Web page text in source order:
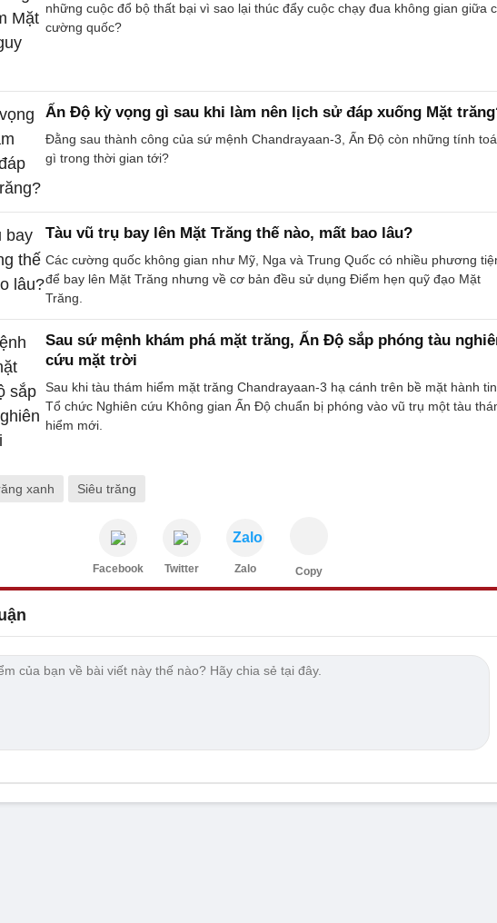
những cuộc đổ bộ thất bại vì sao lại thúc đẩy cuộc chạy đua không gian giữa
cường quốc?
Ấn Độ kỳ vọng gì sau khi làm nên lịch sử đáp xuống Mặt
Đằng sau thành công của sứ mệnh Chandrayaan-3, Ấn Độ còn những tính
gì trong thời gian tới?
Tàu vũ trụ bay lên Mặt Trăng thế nào, mất bao lâu?
Các cường quốc không gian như Mỹ, Nga và Trung Quốc có nhiều phương
để bay lên Mặt Trăng nhưng về cơ bản đều sử dụng Điểm hẹn quỹ đạo Mặt
Trăng.
Sau sứ mệnh khám phá mặt trăng, Ấn Độ sắp phóng tàu
cứu mặt trời
Sau khi tàu thám hiểm mặt trăng Chandrayaan-3 hạ cánh trên bề mặt hành
Tổ chức Nghiên cứu Không gian Ấn Độ chuẩn bị phóng vào vũ trụ một tàu
hiểm mới.
xanh Siêu trăng
Facebook Twitter
Zalo
Zalo Copy